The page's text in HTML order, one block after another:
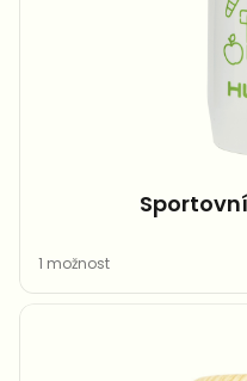
1 možnost